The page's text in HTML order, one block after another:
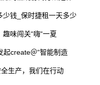
少钱_保时捷租一天多少
味闯关“嗨“一夏
起create＠“智能制造
生产，我们在行动